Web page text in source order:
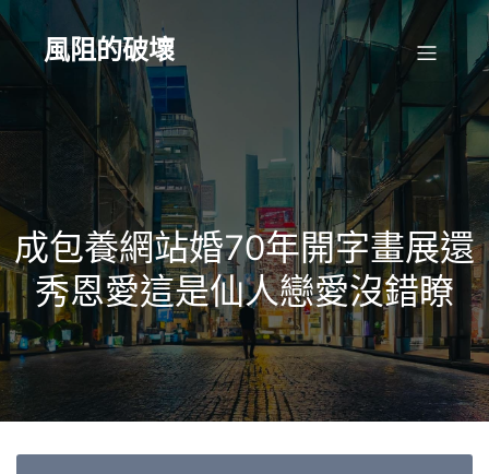
to
content風阻的破壞
成包養網站婚70年開字畫展還
秀恩愛這是仙人戀愛沒錯瞭